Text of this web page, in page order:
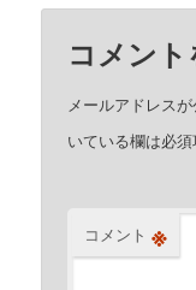
コメン
メールアドレス
いている欄は必
コメント ※